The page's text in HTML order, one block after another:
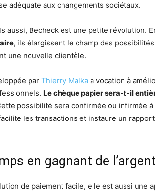
adéquate aux changements sociétaux.
aussi, Becheck est une petite révolution.
, ils élargissent le champ des
une nouvelle clientèle.
par Thierry Malka a vocation à
Le chèque papier sera-t-il
possibilité sera confirmée ou infirmée à
les transactions et instaure un
en gagnant de l’argent
de paiement facile, elle est aussi une